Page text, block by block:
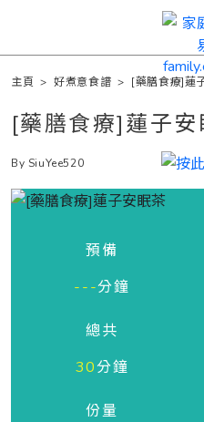
主頁 >好煮意食譜 > [藥膳食療]蓮
[藥膳食療]蓮子安
By SiuYee520
預備
---分鐘
總共
30分鐘
份量